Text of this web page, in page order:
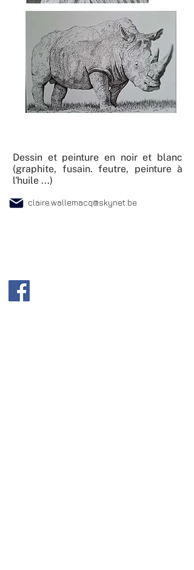
Dessin et peinture en noir et blanc
(graphite, fusain. feutre, peinture à
l'huile ...)
claire.wallemacq@skynet.be